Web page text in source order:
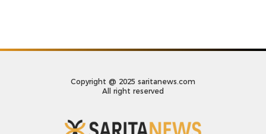
Copyright @ 2025 saritanews.com
All right reserved